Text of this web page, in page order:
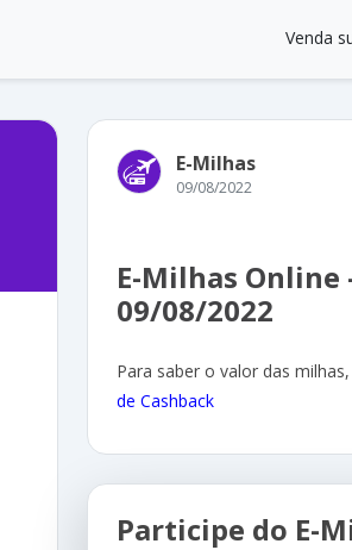
Venda
E-Milhas
09/08/2022
E-Milhas Online
09/08/2022
Para saber o valor das
de Cashback
Participe do E-